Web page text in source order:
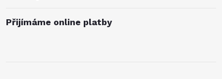
Přijímáme online platby